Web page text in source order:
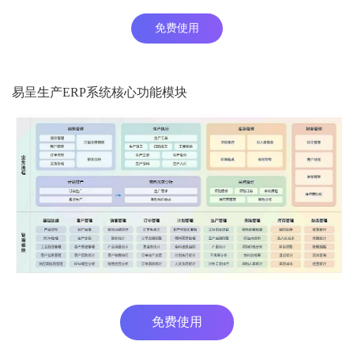
免费使用
易呈生产ERP系统核心功能模块
免费使用